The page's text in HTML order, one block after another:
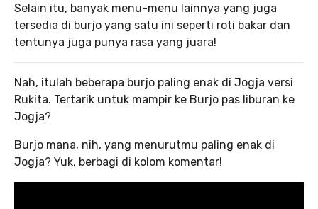
Selain itu, banyak menu-menu lainnya yang juga
tersedia di burjo yang satu ini seperti roti bakar dan
tentunya juga punya rasa yang juara!
Nah, itulah beberapa burjo paling enak di Jogja versi
Rukita. Tertarik untuk mampir ke Burjo pas liburan ke
Jogja?
Burjo mana, nih, yang menurutmu paling enak di
Jogja? Yuk, berbagi di kolom komentar!